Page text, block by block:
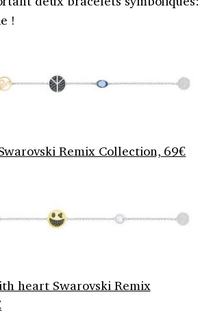
!
Remix Collection, 69€
heart Swarovski Remix